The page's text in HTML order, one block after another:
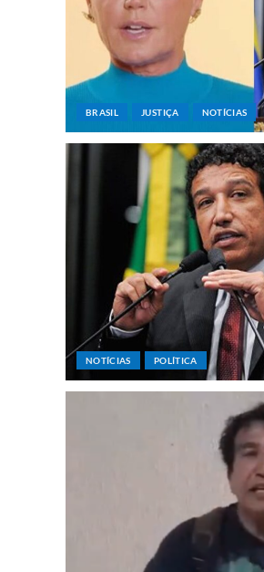
BRASIL JUSTIÇA NOTÍCIAS
NOTÍCIAS POLÍTICA